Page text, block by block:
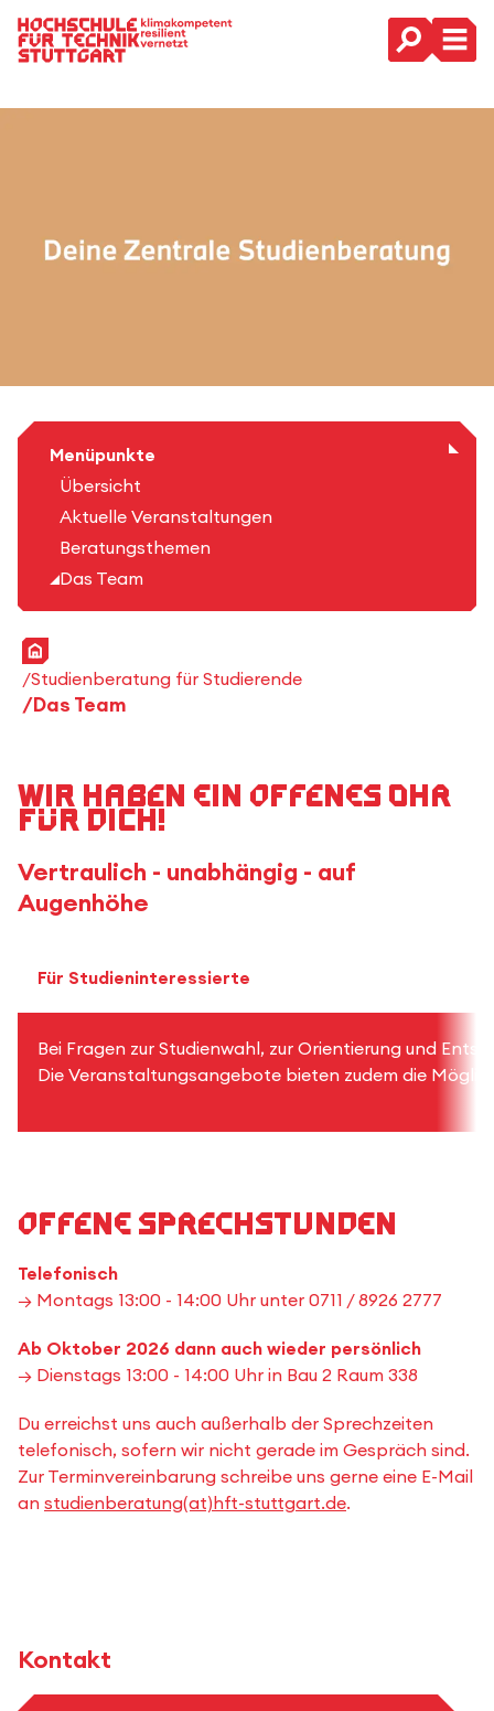
Hauptnavigation
Menüpunkte
Übersicht
Aktuelle Veranstaltungen
Beratungsthemen
Das Team
Startseite
Studienberatung für Studierende
Das Team
Wir haben ein offenes Ohr
für Dich!
Vertraulich - unabhängig - auf
Augenhöhe
Für Studieninteressierte
Bei Fragen zur Studienwahl, zur Orientierung und
Die Veranstaltungsangebote bieten zudem die
Offene Sprechstunden
Telefonisch
→ Montags 13:00 - 14:00 Uhr unter 0711 / 8926 2777
Ab Oktober 2026 dann auch wieder persönlich
→ Dienstags 13:00 - 14:00 Uhr in Bau 2 Raum 338
Du erreichst uns auch außerhalb der Sprechzeiten
telefonisch, sofern wir nicht gerade im Gespräch sind.
Zur Terminvereinbarung schreibe uns gerne eine E-Mail
an studienberatung(at)hft-stuttgart.de.
Kontakt